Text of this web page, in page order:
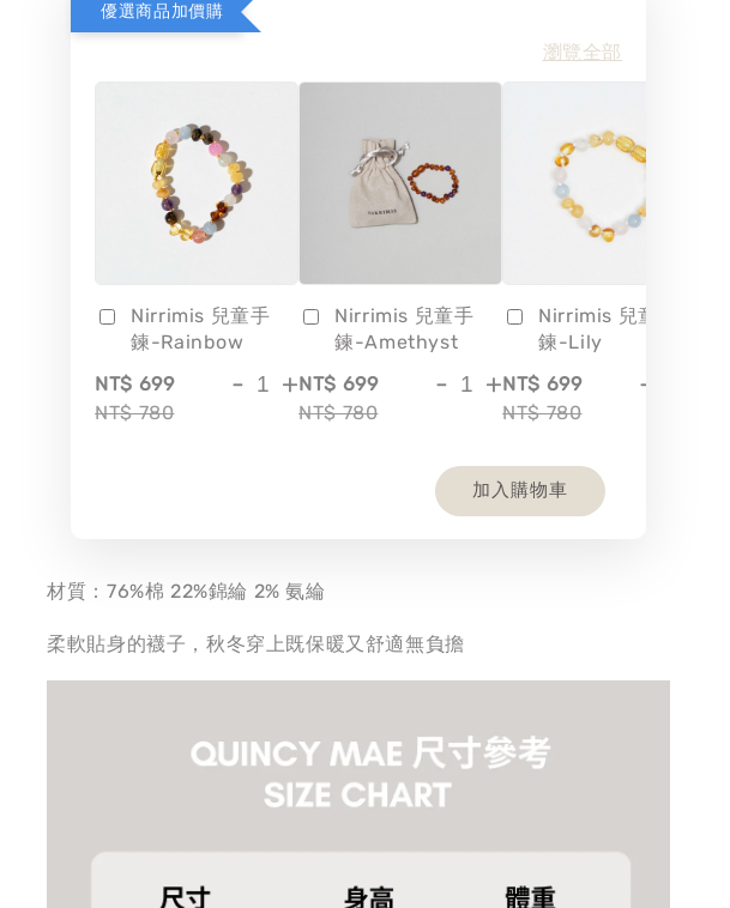
優選商品加價購
瀏覽全部
Nirrimis 兒童手
鍊-Rainbow
NT$ 699
NT$ 780
- +
Nirrimis 兒童手
鍊-Amethyst
NT$ 699
NT$ 780
- +
Nirrimis 兒童手
鍊-Lily
NT$ 699
NT$ 780
-
加入購物車
材質：76%棉 22%錦綸 2% 氨綸
柔軟貼身的襪子，秋冬穿上既保暖又舒適無負擔